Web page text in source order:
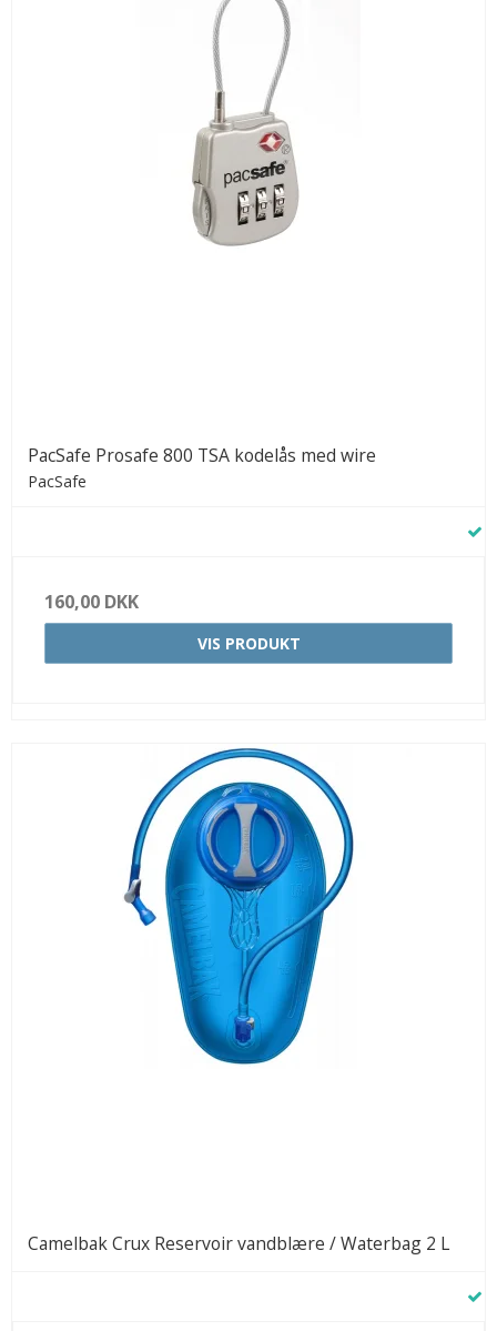
PacSafe Prosafe 800 TSA kodelås med wire
PacSafe
160,00 DKK
VIS PRODUKT
Camelbak Crux Reservoir vandblære / Waterbag 2 L